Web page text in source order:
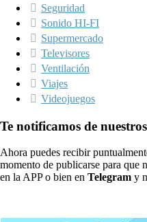
Seguridad
Sonido HI-FI
Supermercado
Televisores
Ventilación
Viajes
Videojuegos
Te notificamos de
Ahora puedes recibir
momento de publicarse para que
en la APP o bien en Telegram y